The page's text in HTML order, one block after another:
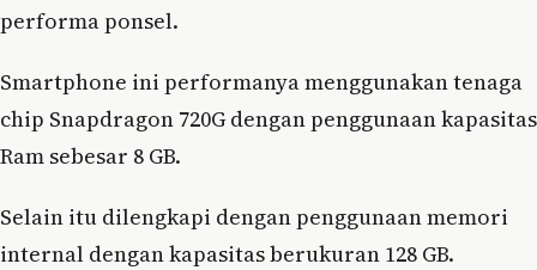
performa ponsel.
Smartphone ini performanya menggunakan tenaga
chip Snapdragon 720G dengan penggunaan kapasitas
Ram sebesar 8 GB.
Selain itu dilengkapi dengan penggunaan memori
internal dengan kapasitas berukuran 128 GB.